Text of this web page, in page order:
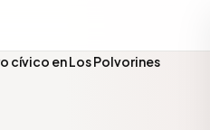
cívico en Los Polvorines